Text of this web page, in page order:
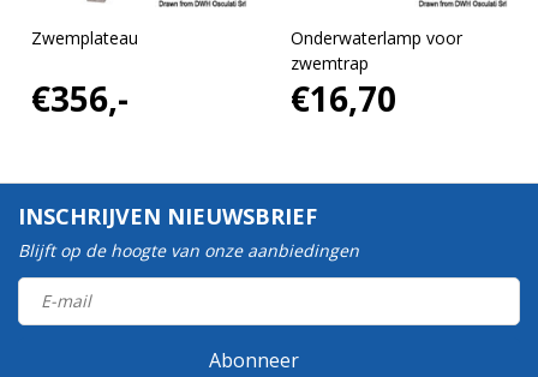
Zwemplateau
€356,-
Onderwaterlamp voor
zwemtrap
€16,70
INSCHRIJVEN NIEUWSBRIEF
Blijft op de hoogte van onze aanbiedingen
Abonneer